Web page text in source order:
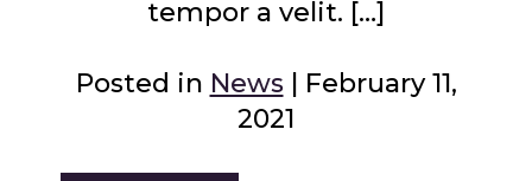
tempor a velit. […]
Posted in News| February 11,
2021